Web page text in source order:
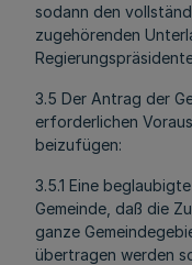
sodann den
zugehörenden
3.5 Der Antrag der
erforderlichen
beizufügen:
3.5.1 Eine
Gemeinde, daß die
ganze
übertragen werden